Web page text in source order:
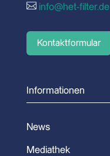
 info@het-filter.de
Kontaktformular
Informationen
News
Mediathek